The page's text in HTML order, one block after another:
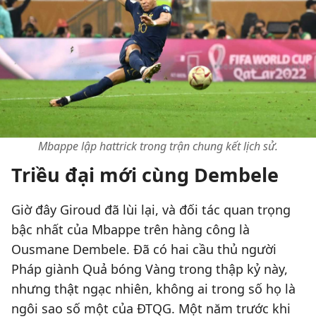
Mbappe lập hattrick trong trận chung kết lịch sử.
Triều đại mới cùng Dembele
Giờ đây Giroud đã lùi lại, và đối tác quan trọng
bậc nhất của Mbappe trên hàng công là
Ousmane Dembele. Đã có hai cầu thủ người
Pháp giành Quả bóng Vàng trong thập kỷ này,
nhưng thật ngạc nhiên, không ai trong số họ là
ngôi sao số một của ĐTQG. Một năm trước khi